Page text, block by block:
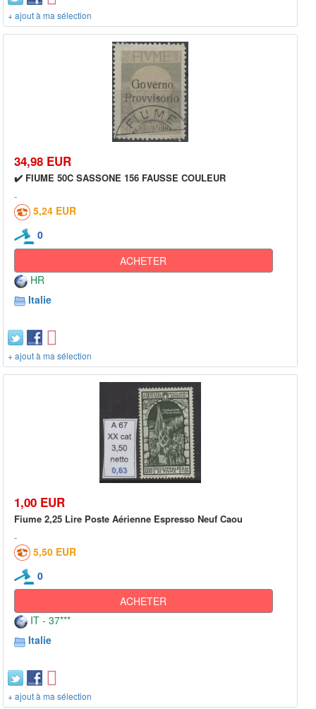
+ ajout à ma sélection
34,98 EUR
✔️ FIUME 50C SASSONE 156 FAUSSE COULEUR
5,24 EUR
0
ACHETER
HR
Italie
+ ajout à ma sélection
1,00 EUR
Fiume 2,25 Lire Poste Aérienne Espresso Neuf Caou
5,50 EUR
0
ACHETER
IT - 37***
Italie
+ ajout à ma sélection